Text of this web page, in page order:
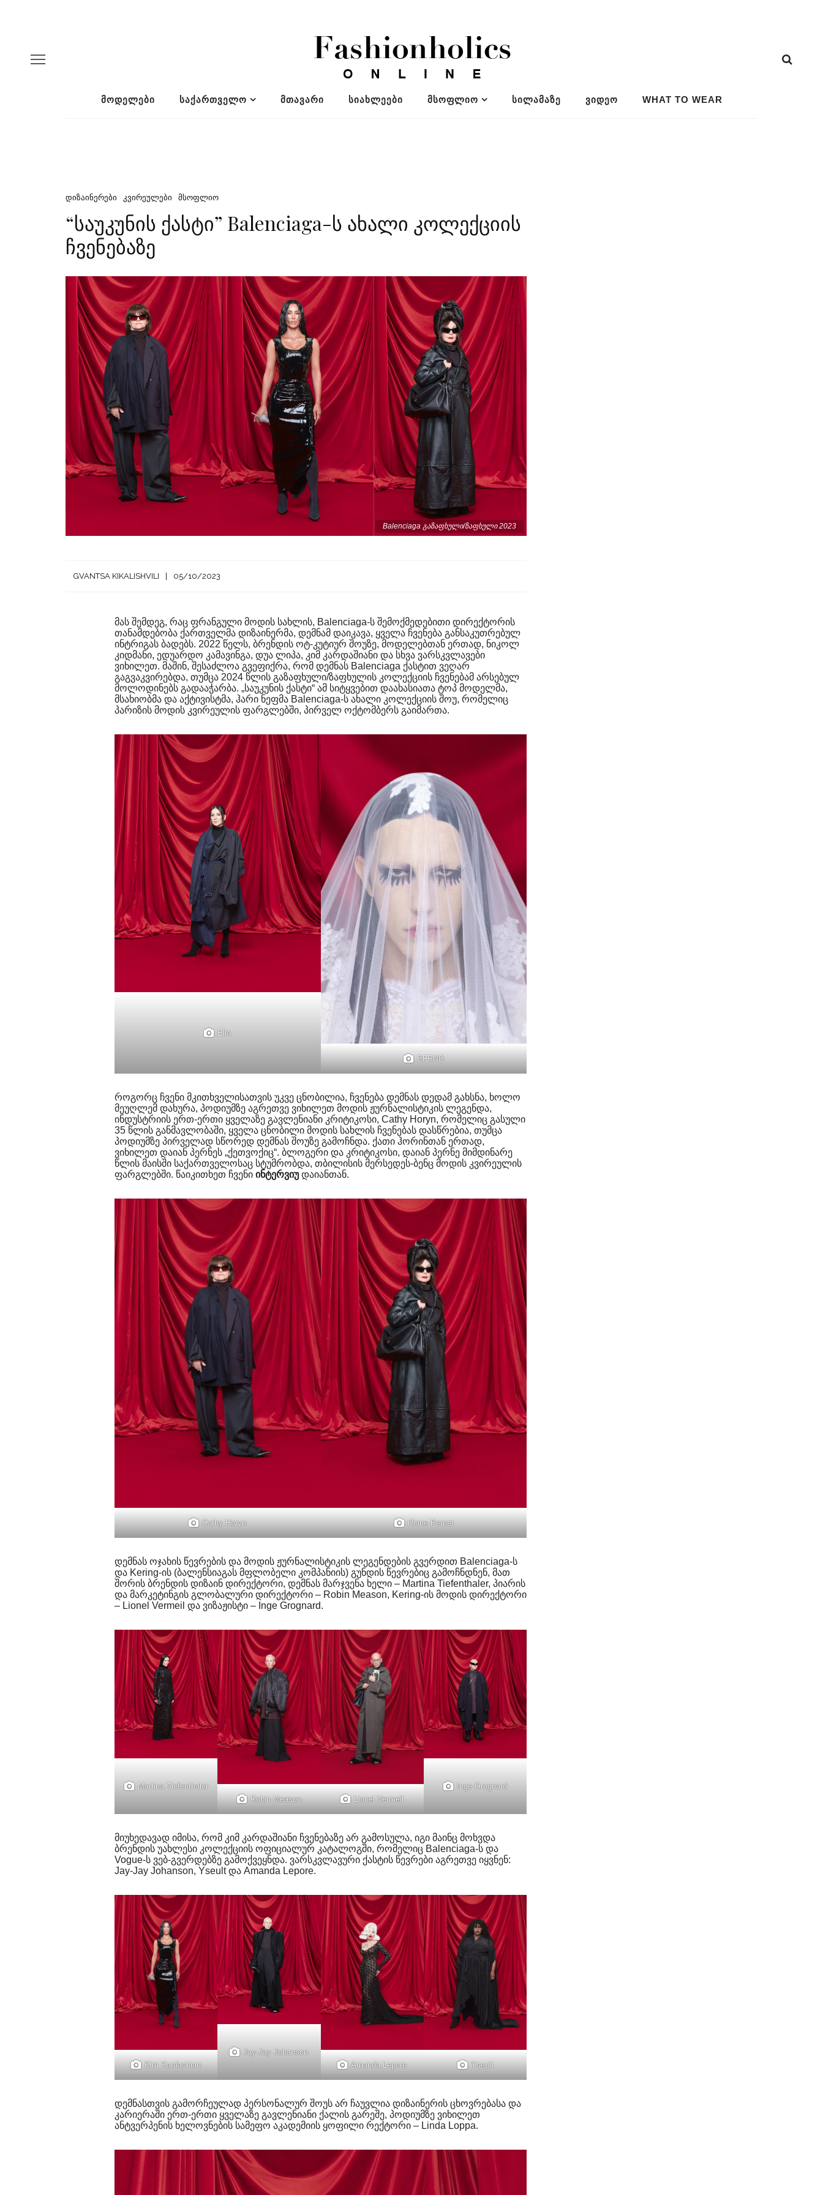
ᲛᲝᲓᲔᲚᲔᲑᲘ ᲡᲐᲥᲐᲠᲗᲕᲔᲚᲝ ᲛᲗᲐᲕᲐᲠᲘ ᲡᲘᲐᲮᲚᲔᲔᲑᲘ ᲛᲡᲝᲤᲚᲘᲝ ᲡᲘᲚᲐᲛᲐᲖᲔ ᲕᲘᲓᲔᲝ WHAT TO WEAR
ᲓᲘᲖᲐᲘᲜᲔᲠᲔᲑᲘ ᲙᲕᲘᲠᲔᲣᲚᲔᲑᲘ ᲛᲡᲝᲤᲚᲘᲝ
“საუკუნის ქასტი” Balenciaga-ს ახალი კოლექციის
ჩვენებაზე
Balenciaga გაზაფხული/ზაფხული 2023
GVANTSA KIKALISHVILI 05/10/2023
მას შემდეგ, რაც ფრანგული მოდის სახლის, Balenciaga-ს შემოქმედებითი დირექტორის
თანამდებობა ქართველმა დიზაინერმა, დემნამ დაიკავა, ყველა ჩვენება განსაკუთრებულ
ინტრიგას ბადებს. 2022 წელს, ბრენდის ოტ-კუტიურ შოუზე, მოდელებთან ერთად, ნიკოლ
კიდმანი, ედუარდო კამავინგა, დუა ლიპა, კიმ კარდაშიანი და სხვა ვარსკვლავები
ვიხილეთ. მაშინ, შესაძლოა გვეფიქრა, რომ დემნას Balenciaga ქასტით ვეღარ
გაგვაკვირებდა, თუმცა 2024 წლის გაზაფხული/ზაფხულის კოლექციის ჩვენებამ არსებულ
მოლოდინებს გადააჭარბა. „საუკუნის ქასტი“ ამ სიტყვებით დაახასიათა ტოპ მოდელმა,
მსახიობმა და აქტივისტმა, ჰარი ნეფმა Balenciaga-ს ახალი კოლექციის შოუ, რომელიც
პარიზის მოდის კვირეულის ფარგლებში, პირველ ოქტომბერს გაიმართა.
Ella
BFRND
როგორც ჩვენი მკითხველისათვის უკვე ცნობილია, ჩვენება დემნას დედამ გახსნა, ხოლო
მეუღლემ დახურა, პოდიუმზე აგრეთვე ვიხილეთ მოდის ჟურნალისტიკის ლეგენდა,
ინდუსტრიის ერთ-ერთი ყველაზე გავლენიანი კრიტიკოსი, Cathy Horyn, რომელიც გასული
35 წლის განმავლობაში, ყველა ცნობილი მოდის სახლის ჩვენებას დასწრებია, თუმცა
პოდიუმზე პირველად სწორედ დემნას შოუზე გამოჩნდა. ქათი ჰორინთან ერთად,
ვიხილეთ დაიან პერნეს „ქეთვოქიც“. ბლოგერი და კრიტიკოსი, დაიან პერნე მიმდინარე
წლის მაისში საქართველოსაც სტუმრობდა, თბილისის მერსედეს-ბენც მოდის კვირეულის
ფარგლებში. წაიკითხეთ ჩვენი ინტერვიუ დაიანთან.
Cathy Horyn Diane Pernet
დემნას ოჯახის წევრების და მოდის ჟურნალისტიკის ლეგენდების გვერდით Balenciaga-ს
და Kering-ის (ბალენსიაგას მფლობელი კომპანიის) გუნდის წევრებიც გამოჩნდნენ, მათ
შორის ბრენდის დიზაინ დირექტორი, დემნას მარჯვენა ხელი – Martina Tiefenthaler, პიარის
და მარკეტინგის გლობალური დირექტორი – Robin Meason, Kering-ის მოდის დირექტორი
– Lionel Vermeil და ვიზაჟისტი – Inge Grognard.
Martina Tiefenthaler
Robin Meason
Lionel Vermeil
Inge Grognard
მიუხედავად იმისა, რომ კიმ კარდაშიანი ჩვენებაზე არ გამოსულა, იგი მაინც მოხვდა
ბრენდის უახლესი კოლექციის ოფიციალურ კატალოგში, რომელიც Balenciaga-ს და
Vogue-ს ვებ-გვერდებზე გამოქვეყნდა. ვარსკვლავური ქასტის წევრები აგრეთვე იყვნენ:
Jay-Jay Johanson, Yseult და Amanda Lepore.
Kim Kardashian
Jay-Jay Johanson
Amanda Lepore
Yseult
დემნასთვის გამორჩეულად პერსონალურ შოუს არ ჩაუვლია დიზაინერის ცხოვრებასა და
კარიერაში ერთ-ერთი ყველაზე გავლენიანი ქალის გარეშე, პოდიუმზე ვიხილეთ
ანტვერპენის ხელოვნების სამეფო აკადემიის ყოფილი რექტორი – Linda Loppa.